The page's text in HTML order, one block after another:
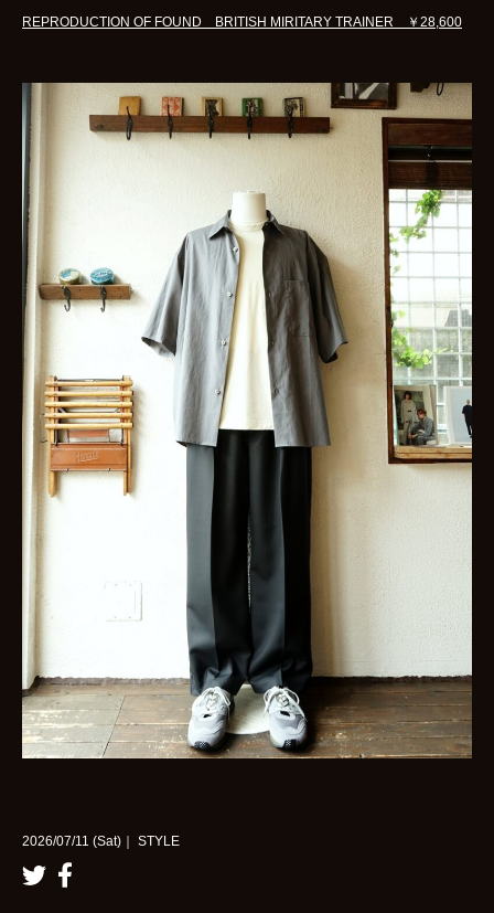
REPRODUCTION OF FOUND BRITISH MIRITARY TRAINER ￥28,600
2026/07/11 (Sat)｜ STYLE